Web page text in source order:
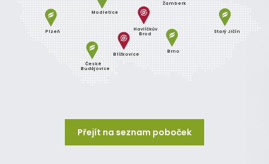
Brno
Blížkovice
Havlíčkův
Brod
Žamberk
Starý Jičín
Modletice
České
Budějovice
Plzeň
Přejít na seznam poboček